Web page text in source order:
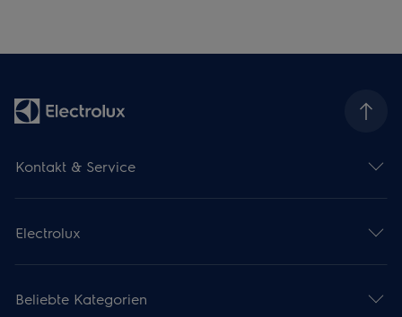
Kontakt & Service
Electrolux
Beliebte Kategorien